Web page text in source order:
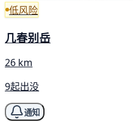
低风险
几春别岳
26 km
9起出没
通知